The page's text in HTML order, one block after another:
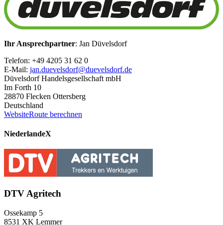
Ihr Ansprechpartner: Jan Düvelsdorf
Telefon: +49 4205 31 62 0
E-Mail: jan.duevelsdorf@duevelsdorf.de
Düvelsdorf Handelsgesellschaft mbH
Im Forth 10
28870 Flecken Ottersberg
Deutschland
WebsiteRoute berechnen
NiederlandeX
DTV Agritech
Ossekamp 5
8531 XK Lemmer